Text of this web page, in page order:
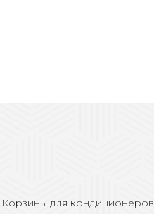
Корзины для кондиционеров